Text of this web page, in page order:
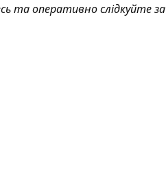
та оперативно слідкуйте за